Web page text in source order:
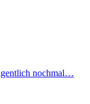
nochmal…